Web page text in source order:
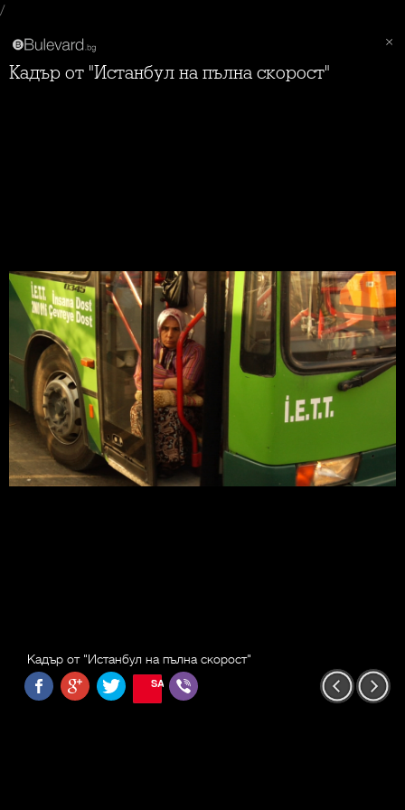
/
Кадър от "Истанбул на пълна скорост"
Кадър от "Истанбул на пълна скорост"
SAVE